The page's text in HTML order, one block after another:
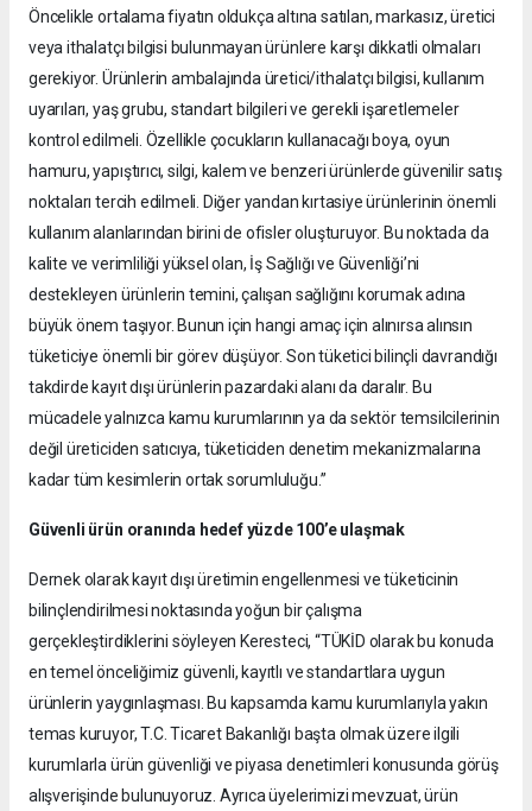
Öncelikle ortalama fiyatın oldukça altına satılan, markasız, üretici
veya ithalatçı bilgisi bulunmayan ürünlere karşı dikkatli olmaları
gerekiyor. Ürünlerin ambalajında üretici/ithalatçı bilgisi, kullanım
uyarıları, yaş grubu, standart bilgileri ve gerekli işaretlemeler
kontrol edilmeli. Özellikle çocukların kullanacağı boya, oyun
hamuru, yapıştırıcı, silgi, kalem ve benzeri ürünlerde güvenilir satış
noktaları tercih edilmeli. Diğer yandan kırtasiye ürünlerinin önemli
kullanım alanlarından birini de ofisler oluşturuyor. Bu noktada da
kalite ve verimliliği yüksel olan, İş Sağlığı ve Güvenliği’ni
destekleyen ürünlerin temini, çalışan sağlığını korumak adına
büyük önem taşıyor. Bunun için hangi amaç için alınırsa alınsın
tüketiciye önemli bir görev düşüyor. Son tüketici bilinçli davrandığı
takdirde kayıt dışı ürünlerin pazardaki alanı da daralır. Bu
mücadele yalnızca kamu kurumlarının ya da sektör temsilcilerinin
değil üreticiden satıcıya, tüketiciden denetim mekanizmalarına
kadar tüm kesimlerin ortak sorumluluğu.”
Güvenli ürün oranında hedef yüzde 100’e ulaşmak
Dernek olarak kayıt dışı üretimin engellenmesi ve tüketicinin
bilinçlendirilmesi noktasında yoğun bir çalışma
gerçekleştirdiklerini söyleyen Keresteci, “TÜKİD olarak bu konuda
en temel önceliğimiz güvenli, kayıtlı ve standartlara uygun
ürünlerin yaygınlaşması. Bu kapsamda kamu kurumlarıyla yakın
temas kuruyor, T.C. Ticaret Bakanlığı başta olmak üzere ilgili
kurumlarla ürün güvenliği ve piyasa denetimleri konusunda görüş
alışverişinde bulunuyoruz. Ayrıca üyelerimizi mevzuat, ürün